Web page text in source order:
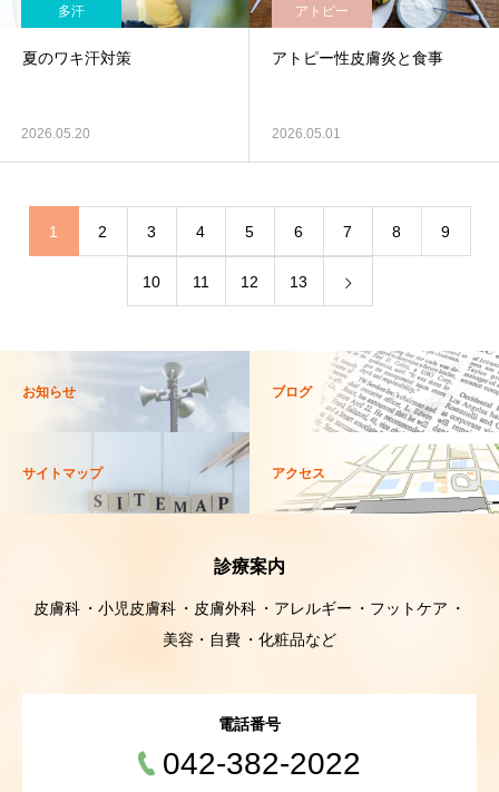
多汗
夏のワキ汗対策
2026.05.20
アトピー
アトピー性皮膚炎と食事
2026.05.01
1 2 3 4 5 6 7 8 9
10 11 12 13
お知らせ ブログ
サイトマップ アクセス
診療案内
皮膚科 小児皮膚科 皮膚外科 アレルギー
フットケア
美容・自費
化粧品など
電話番号
042-382-2022